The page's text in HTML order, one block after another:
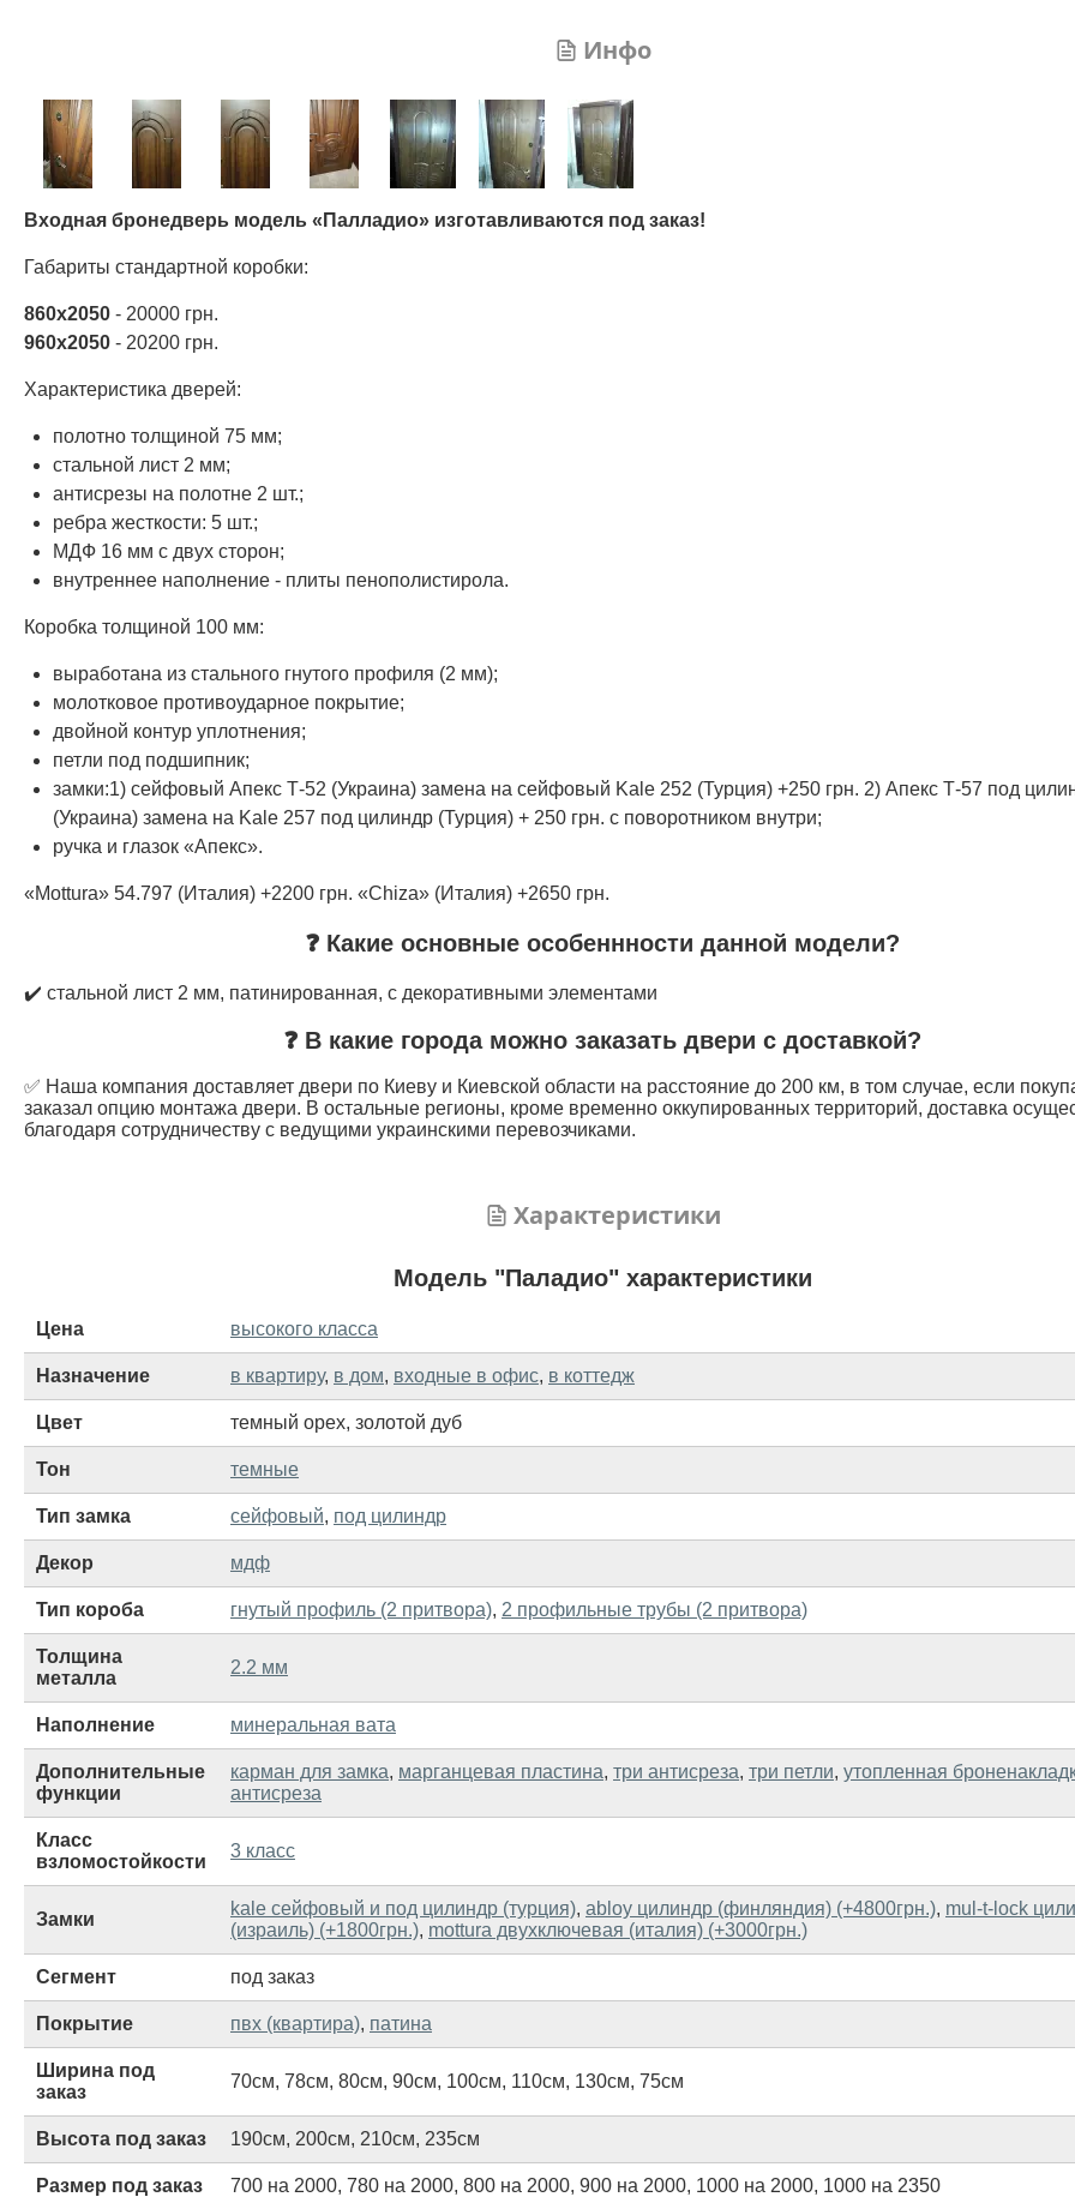
Инфо
Входная бронедверь модель «Палладио» изготавливаются под заказ!
Габариты стандартной коробки:
860х2050 - 20000 грн.
960х2050 - 20200 грн.
Характеристика дверей:
полотно толщиной 75 мм;
стальной лист 2 мм;
антисрезы на полотне 2 шт.;
ребра жесткости: 5 шт.;
МДФ 16 мм с двух сторон;
внутреннее наполнение - плиты пенополистирола.
Коробка толщиной 100 мм:
выработана из стального гнутого профиля (2 мм);
молотковое противоударное покрытие;
двойной контур уплотнения;
петли под подшипник;
замки:1) сейфовый Апекс Т-52 (Украина) замена на сейфовый Kale 252 (Турция) +250 грн. 2) Апекс Т-57 под
(Украина) замена на Kale 257 под цилиндр (Турция) + 250 грн. с поворотником внутри;
ручка и глазок «Апекс».
«Mottura» 54.797 (Италия) +2200 грн. «Chiza» (Италия) +2650 грн.
❓ Какие основные особеннности данной модели?
✔️ стальной лист 2 мм, патинированная, с декоративными элементами
❓ В какие города можно заказать двери с доставкой?
✅ Наша компания доставляет двери по Киеву и Киевской области на расстояние до 200 км, в том случае, если
заказал опцию монтажа двери. В остальные регионы, кроме временно оккупированных территорий, доставка
благодаря сотрудничеству с ведущими украинскими перевозчиками.
Характеристики
Модель "Паладио" характеристики
Цена высокого класса
Назначение в квартиру, в дом, входные в офис, в коттедж
Цвет темный орех, золотой дуб
Тон темные
Тип замка сейфовый, под цилиндр
Декор мдф
Тип короба гнутый профиль (2 притвора), 2 профильные трубы (2 притвора)
Толщина
металла
2.2 мм
Наполнение минеральная вата
Дополнительные
функции
карман для замка, марганцевая пластина, три антисреза, три петли, утопленная
антисреза
Класс
взломостойкости
3 класс
Замки
kale сейфовый и под цилиндр (турция), abloy цилиндр (финляндия) (+4800грн.), mul-t-lock
(израиль) (+1800грн.), mottura двухключевая (италия) (+3000грн.)
Сегмент под заказ
Покрытие пвх (квартира), патина
Ширина под
заказ
70см, 78см, 80см, 90см, 100см, 110см, 130см, 75см
Высота под заказ 190см, 200см, 210см, 235см
Размер под заказ 700 на 2000, 780 на 2000, 800 на 2000, 900 на 2000, 1000 на 2000, 1000 на 2350